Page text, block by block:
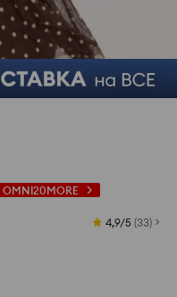
OMNI20MORE
4,9/5 (33)